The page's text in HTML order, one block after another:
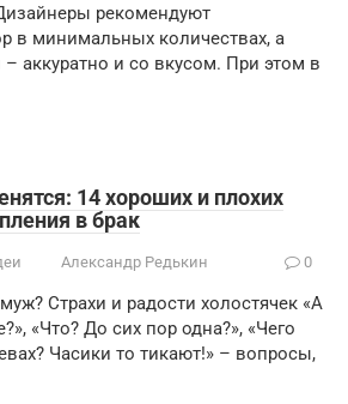
рекомендуют
в минимальных количествах, а
аккуратно и со вкусом. При этом в
14 хороших и плохих
в брак
Александр Редькин 0
Страхи и радости холостячек «А
«Что? До сих пор одна?», «Чего
Часики то тикают!» – вопросы,